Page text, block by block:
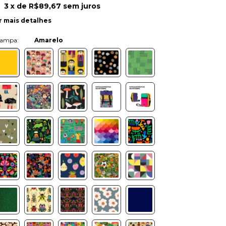
3 x de R$89,67 sem juros
mais detalhes
Amarelo